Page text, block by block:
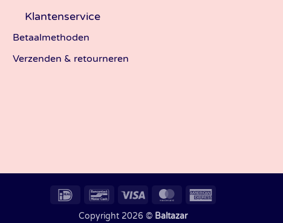
Klantenservice
Betaalmethoden
Verzenden & retourneren
IDeal BancontactVisa MasterCard
Copyright 2026 © Baltazar